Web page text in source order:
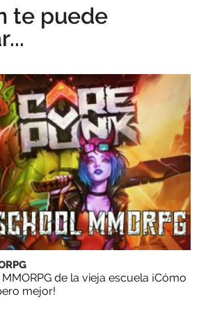
te puede
de la vieja escuela ¡Cómo
mejor!